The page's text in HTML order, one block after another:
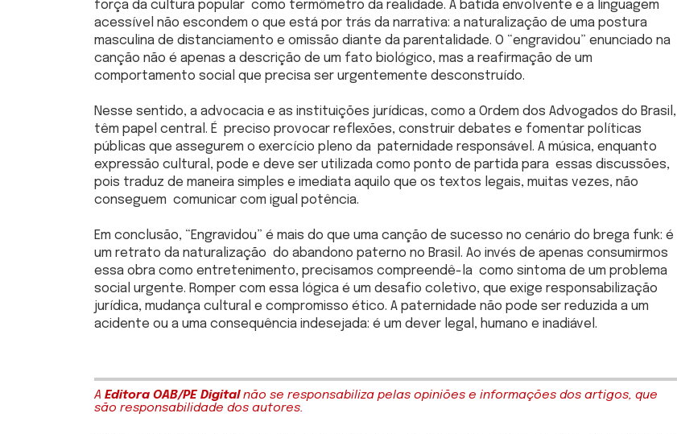
força da cultura popular como termômetro da realidade. A batida envolvente e a linguagem
acessível não escondem o que está por trás da narrativa: a naturalização de uma postura
masculina de distanciamento e omissão diante da parentalidade. O “engravidou” enunciado na
canção não é apenas a descrição de um fato biológico, mas a reafirmação de um
comportamento social que precisa ser urgentemente desconstruído.
Nesse sentido, a advocacia e as instituições jurídicas, como a Ordem dos Advogados do Brasil,
têm papel central. É preciso provocar reflexões, construir debates e fomentar políticas
públicas que assegurem o exercício pleno da paternidade responsável. A música, enquanto
expressão cultural, pode e deve ser utilizada como ponto de partida para essas discussões,
pois traduz de maneira simples e imediata aquilo que os textos legais, muitas vezes, não
conseguem comunicar com igual potência.
Em conclusão, “Engravidou” é mais do que uma canção de sucesso no cenário do brega funk: é
um retrato da naturalização do abandono paterno no Brasil. Ao invés de apenas consumirmos
essa obra como entretenimento, precisamos compreendê-la como sintoma de um problema
social urgente. Romper com essa lógica é um desafio coletivo, que exige responsabilização
jurídica, mudança cultural e compromisso ético. A paternidade não pode ser reduzida a um
acidente ou a uma consequência indesejada: é um dever legal, humano e inadiável.
A Editora OAB/PE Digitalnão se responsabiliza pelas opiniões e informações dos artigos, que
são responsabilidade dos autores.